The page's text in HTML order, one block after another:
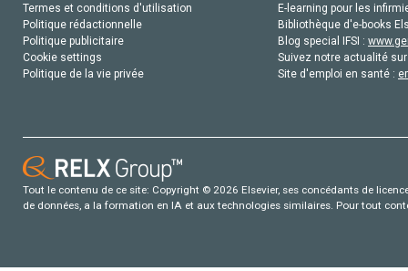
Termes et conditions d'utilisation
Politique rédactionnelle
Politique publicitaire
Cookie settings
Politique de la vie privée
E-learning pour les
Bibliothèque d'e-books
Blog special IFSI :
Suivez notre actualité
Site d'emploi en santé :
Tout le contenu de ce site: Copyright © 2026 Elsevier, ses concédants de
de données, a la formation en IA et aux technologies similaires. Pour tout